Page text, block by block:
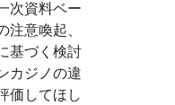
次資料ベー
注意喚起、
基づく検討
カジノの違
価してほし